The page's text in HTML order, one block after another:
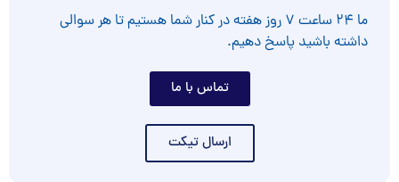
ما ۲۴ ساعت ۷ روز هفته در کنار شما هستیم تا هر سوالی
داشته باشید پاسخ دهیم.
تماس با ما
ارسال تیکت